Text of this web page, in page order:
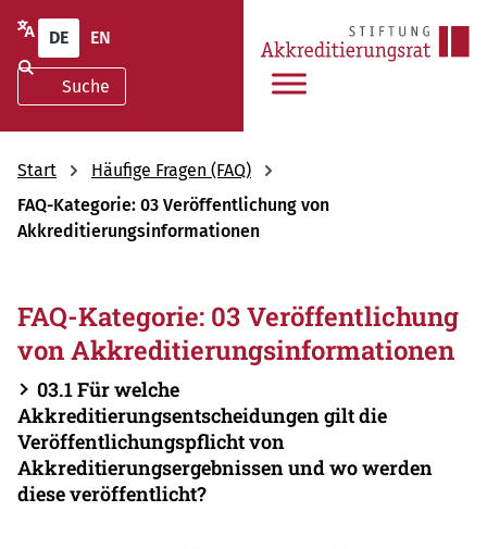
DE EN
Start
Häufige Fragen (FAQ)
FAQ-Kategorie: 03 Veröffentlichung von
Akkreditierungsinformationen
FAQ-Kategorie: 03 Veröffentlichung
von Akkreditierungsinformationen
03.1 Für welche
Akkreditierungsentscheidungen gilt die
Veröffentlichungspflicht von
Akkreditierungsergebnissen und wo werden
diese veröffentlicht?